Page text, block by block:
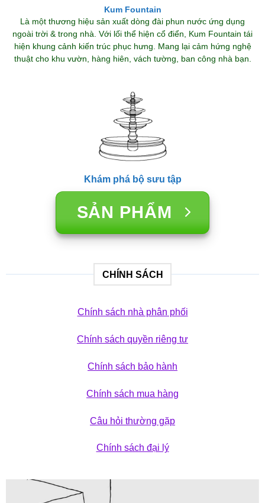
Kum Fountain
Là một thương hiệu sản xuất dòng đài phun nước ứng dụng
ngoài trời & trong nhà. Với lối thể hiện cổ điển, Kum Fountain tái
hiện khung cảnh kiến trúc phục hưng. Mang lại cảm hứng nghệ
thuật cho khu vườn, hàng hiên, vách tường, ban công nhà bạn.
Khám phá bộ sưu tập
SẢN PHẨM
CHÍNH SÁCH
Chính sách nhà phân phối
Chính sách quyền riêng tư
Chính sách bảo hành
Chính sách mua hàng
Câu hỏi thường gặp
Chính sách đại lý